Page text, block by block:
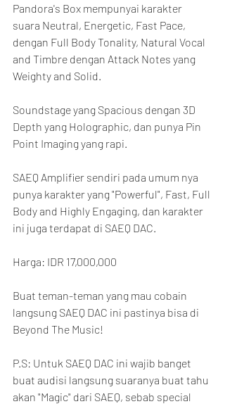
Pandora's Box mempunyai karakter
suara Neutral, Energetic, Fast Pace,
dengan Full Body Tonality, Natural Vocal
and Timbre dengan Attack Notes yang
Weighty and Solid.
Soundstage yang Spacious dengan 3D
Depth yang Holographic, dan punya Pin
Point Imaging yang rapi.
SAEQ Amplifier sendiri pada umum nya
punya karakter yang "Powerful", Fast, Full
Body and Highly Engaging, dan karakter
ini juga terdapat di SAEQ DAC.
Harga: IDR 17,000,000
Buat teman-teman yang mau cobain
langsung SAEQ DAC ini pastinya bisa di
Beyond The Music!
P.S: Untuk SAEQ DAC ini wajib banget
buat audisi langsung suaranya buat tahu
akan "Magic" dari SAEQ, sebab special